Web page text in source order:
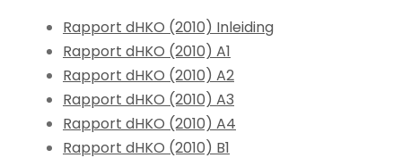
Rapport dHKO (2010) Inleiding
Rapport dHKO (2010) A1
Rapport dHKO (2010) A2
Rapport dHKO (2010) A3
Rapport dHKO (2010) A4
Rapport dHKO (2010) B1